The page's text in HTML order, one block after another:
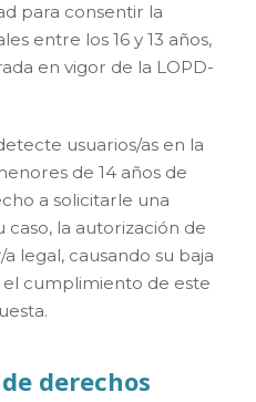
para consentir la
entre los 16 y 13 años,
en vigor de la LOPD-
usuarios/as en la
de 14 años de
a solicitarle una
caso, la autorización de
legal, causando su baja
cumplimiento de este
derechos